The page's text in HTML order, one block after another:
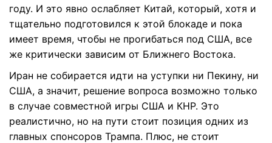
году. И это явно ослабляет Китай, который, хотя и
тщательно подготовился к этой блокаде и пока
имеет время, чтобы не прогибаться под США, все
же критически зависим от Ближнего Востока.
Иран не собирается идти на уступки ни Пекину, ни
США, а значит, решение вопроса возможно только
в случае совместной игры США и КНР. Это
реалистично, но на пути стоит позиция одних из
главных спонсоров Трампа. Плюс, не стоит